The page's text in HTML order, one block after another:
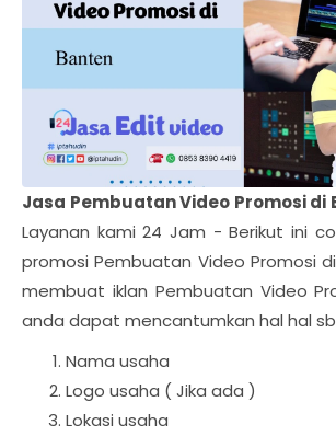
Jasa Pembuatan Video Promosi di
Layanan kami 24 Jam - Berikut ini
promosi Pembuatan Video Promosi
membuat iklan Pembuatan Video
anda dapat mencantumkan hal hal
Nama usaha
Logo usaha ( Jika ada )
Lokasi usaha